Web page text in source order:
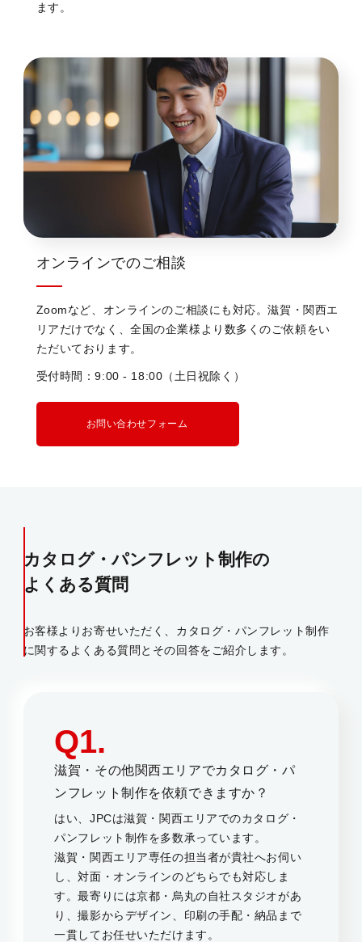
ます。
オンラインでのご相談
Zoomなど、オンラインのご相談にも対応。滋賀・関西エ
リアだけでなく、全国の企業様より数多くのご依頼をい
ただいております。
受付時間：9:00 - 18:00（土日祝除く）
お問い合わせフォーム
カタログ・パンフレット制作の
よくある質問
お客様よりお寄せいただく、カタログ・パンフレット制作
に関するよくある質問とその回答をご紹介します。
Q1.
滋賀・その他関西エリアでカタログ・パ
ンフレット制作を依頼できますか？
はい、JPCは滋賀・関西エリアでのカタログ・
パンフレット制作を多数承っています。
滋賀・関西エリア専任の担当者が貴社へお伺い
し、対面・オンラインのどちらでも対応しま
す。最寄りには京都・烏丸の自社スタジオがあ
り、撮影からデザイン、印刷の手配・納品まで
一貫してお任せいただけます。